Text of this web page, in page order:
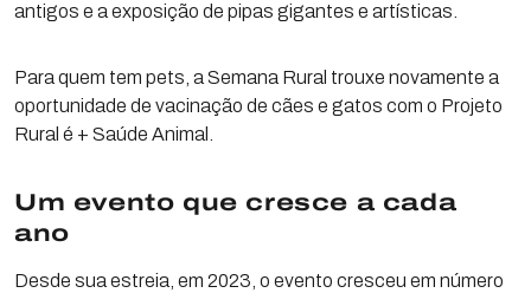
antigos e a exposição de pipas gigantes e artísticas.
Para quem tem pets, a Semana Rural trouxe novamente a
oportunidade de vacinação de cães e gatos com o Projeto
Rural é + Saúde Animal.
Um evento que cresce a cada
ano
Desde sua estreia, em 2023, o evento cresceu em número